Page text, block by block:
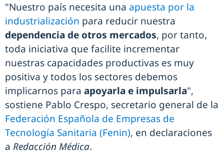
"Nuestro país necesita una apuesta por la
industrialización para reducir nuestra
dependencia de otros mercados, por tanto,
toda iniciativa que facilite incrementar
nuestras capacidades productivas es muy
positiva y todos los sectores debemos
implicarnos para apoyarla e impulsarla",
sostiene Pablo Crespo, secretario general de la
Federación Española de Empresas de
Tecnología Sanitaria (Fenin), en declaraciones
a Redacción Médica.